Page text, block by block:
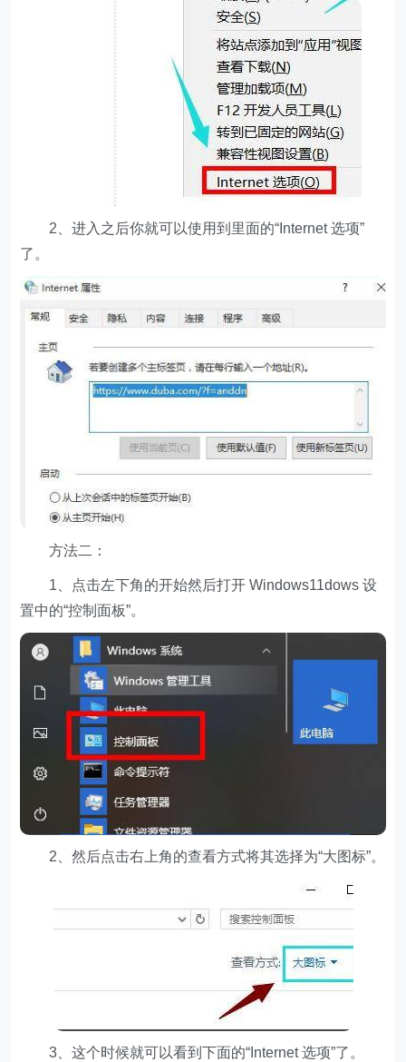
2、进入之后你就可以使用到里面的“Internet 选项”
了。
方法二：
1、点击左下角的开始然后打开 Windows11dows 设
置中的“控制面板”。
2、然后点击右上角的查看方式将其选择为“大图标”。
3、这个时候就可以看到下面的“Internet 选项”了。